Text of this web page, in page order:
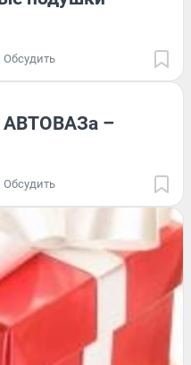
Обсудить
АВТОВАЗа –
Обсудить